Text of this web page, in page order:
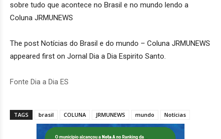
sobre tudo que acontece no Brasil e no mundo lendo a
Coluna JRMUNEWS
The post Notícias do Brasil e do mundo – Coluna JRMUNEWS
appeared first on Jornal Dia a Dia Espirito Santo.
Fonte Dia a Dia ES
TAGS brasil COLUNA JRMUNEWS mundo Notícias